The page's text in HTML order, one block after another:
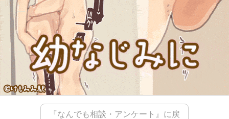
『なんでも相談・アンケート』に戻